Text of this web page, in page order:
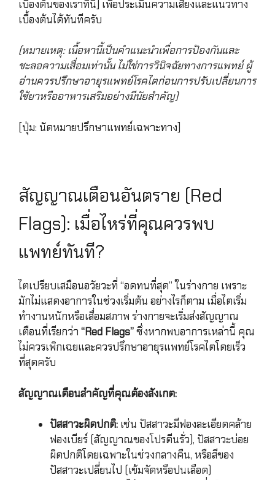
เบื้องต้นของเราที่นี่] เพื่อประเมินความเสี่ยงและแนวทาง
เบื้องต้นได้ทันทีครับ
(หมายเหตุ: เนื้อหานี้เป็นคำแนะนำเพื่อการป้องกันและ
ชะลอความเสื่อมเท่านั้น ไม่ใช่การวินิจฉัยทางการแพทย์ ผู้
อ่านควรปรึกษาอายุรแพทย์โรคไตก่อนการปรับเปลี่ยนการ
ใช้ยาหรืออาหารเสริมอย่างมีนัยสำคัญ)
[ปุ่ม: นัดหมายปรึกษาแพทย์เฉพาะทาง]
สัญญาณเตือนอันตราย (Red
Flags): เมื่อไหร่ที่คุณควรพบ
แพทย์ทันที?
ไตเปรียบเสมือนอวัยวะที่ “อดทนที่สุด” ในร่างกาย เพราะ
มักไม่แสดงอาการในช่วงเริ่มต้น อย่างไรก็ตาม เมื่อไตเริ่ม
ทำงานหนักหรือเสื่อมสภาพ ร่างกายจะเริ่มส่งสัญญาณ
เตือนที่เรียกว่า “Red Flags”ซึ่งหากพบอาการเหล่านี้ คุณ
ไม่ควรเพิกเฉยและควรปรึกษาอายุรแพทย์โรคไตโดยเร็ว
ที่สุดครับ
สัญญาณเตือนสำคัญที่คุณต้องสังเกต:
ปัสสาวะผิดปกติ: เช่น ปัสสาวะมีฟองละเอียดคล้าย
ฟองเบียร์ (สัญญาณของโปรตีนรั่ว), ปัสสาวะบ่อย
ผิดปกติโดยเฉพาะในช่วงกลางคืน, หรือสีของ
ปัสสาวะเปลี่ยนไป (เข้มจัดหรือปนเลือด)